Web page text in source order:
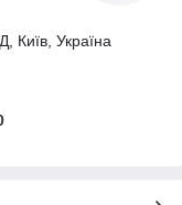
Київ, Україна